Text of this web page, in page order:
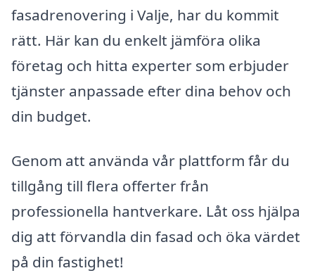
fasadrenovering i Valje, har du kommit
rätt. Här kan du enkelt jämföra olika
företag och hitta experter som erbjuder
tjänster anpassade efter dina behov och
din budget.
Genom att använda vår plattform får du
tillgång till flera offerter från
professionella hantverkare. Låt oss hjälpa
dig att förvandla din fasad och öka värdet
på din fastighet!